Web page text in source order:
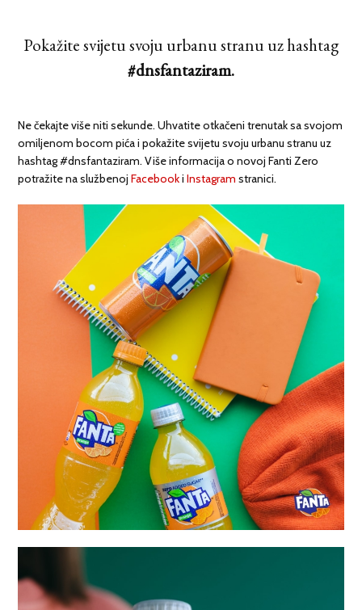
Pokažite svijetu svoju urbanu stranu uz hashtag
#dnsfantaziram.
Ne čekajte više niti sekunde. Uhvatite otkačeni trenutak sa svojom
omiljenom bocom pića i pokažite svijetu svoju urbanu stranu uz
hashtag #dnsfantaziram. Više informacija o novoj Fanti Zero
potražite na službenojFacebookiInstagram stranici.